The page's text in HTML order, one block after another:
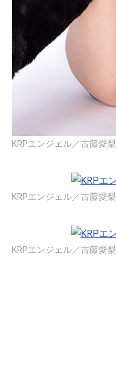
KRPエンジェル／古藤愛梨
KRPエンジェル／古藤愛梨
KRPエンジェル／古藤愛梨